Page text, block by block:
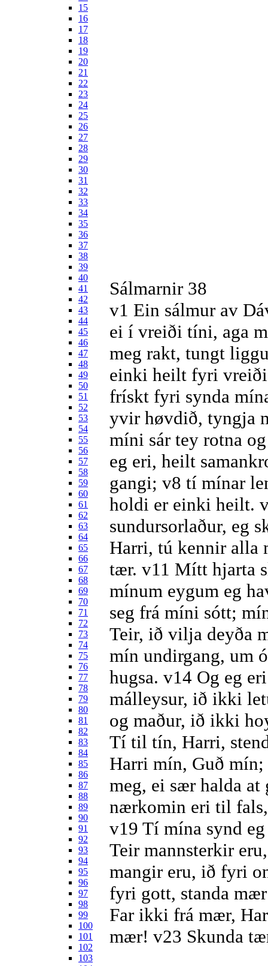
15
16
17
18
19
20
21
22
23
24
25
26
27
28
29
30
31
32
33
34
35
36
37
38
39
40
41
42
43
44
45
46
47
48
49
50
51
52
53
54
55
56
57
58
59
60
61
62
63
64
65
66
67
68
69
70
71
72
73
74
75
76
77
78
79
80
81
82
83
84
85
86
87
88
89
90
91
92
93
94
95
96
97
98
99
100
101
102
103
Sálmarnir 38
v1 Ein sálmur av
ei í vreiði tíni, aga
meg rakt, tungt
einki heilt fyri
frískt fyri synda
yvir høvdið, tyngja
míni sár tey rotna
eg eri, heilt
gangi; v8 tí mínar
holdi er einki heilt.
sundursorlaður, eg
Harri, tú kennir alla
tær. v11 Mítt hjarta
mínum eygum eg
seg frá míni sótt;
Teir, ið vilja deyða
mín undirgang, um
hugsa. v14 Og eg
málleysur, ið ikki
og maður, ið ikki
Tí til tín, Harri,
Harri mín, Guð mín;
meg, ei sær halda
nærkomin eri til
v19 Tí mína synd
Teir mannsterkir
mangir eru, ið fyri
fyri gott, standa
Far ikki frá mær,
mær! v23 Skunda